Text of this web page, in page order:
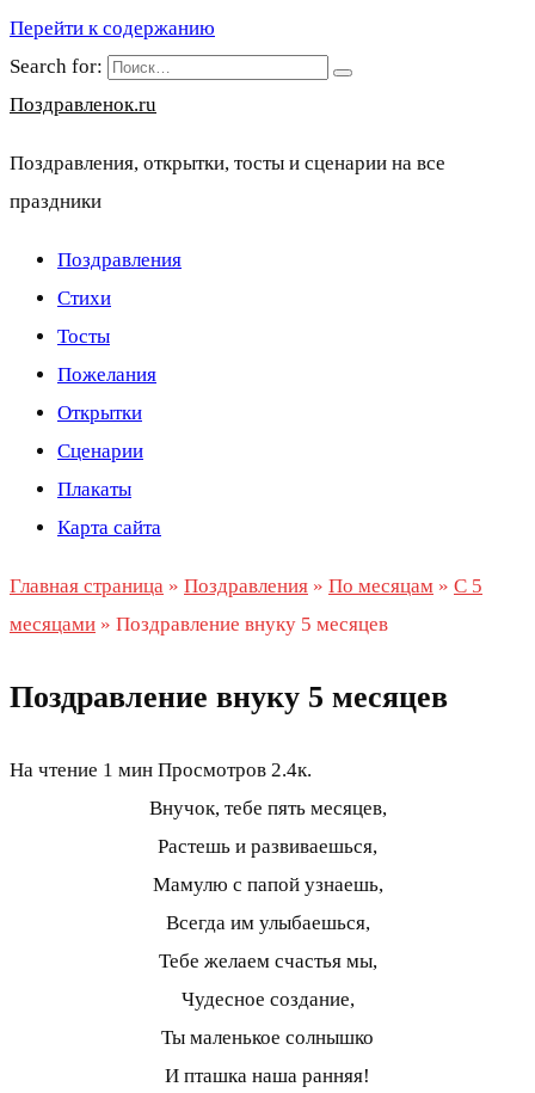
Перейти к содержанию
Search for:
Поздравленок.ru
Поздравления, открытки, тосты и сценарии на все
праздники
Поздравления
Стихи
Тосты
Пожелания
Открытки
Сценарии
Плакаты
Карта сайта
Главная страница » Поздравления » По месяцам » С 5
месяцами » Поздравление внуку 5 месяцев
Поздравление внуку 5 месяцев
На чтение 1 мин Просмотров 2.4к.
Внучок, тебе пять месяцев,
Растешь и развиваешься,
Мамулю с папой узнаешь,
Всегда им улыбаешься,
Тебе желаем счастья мы,
Чудесное создание,
Ты маленькое солнышко
И пташка наша ранняя!